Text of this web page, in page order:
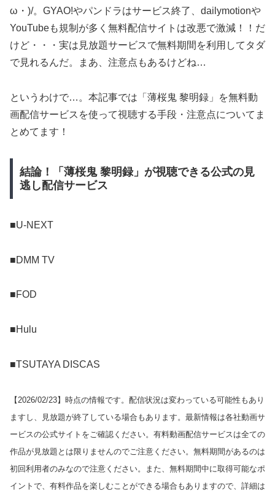
ω・)/。GYAO!やパンドラはサービス終了、dailymotionや
YouTubeも規制が多く無料配信サイトは改悪で激減！！だ
けど・・・実は見放題サービスで無料期間を利用してタダ
で見れるんだ。まあ、注意点もあるけどね…
というわけで…。本記事では「薄桜鬼 黎明録」を無料動
画配信サービスを使って視聴する手段・注意点についてま
とめてます！
結論！「薄桜鬼 黎明録」が視聴できる公式の見
逃し配信サービス
■U-NEXT
■DMM TV
■FOD
■Hulu
■TSUTAYA DISCAS
【 2026/02/23】時点の情報です。配信状況は変わっている可能性もあり
ますし、見放題が終了している場合もあります。最新情報は各社動画サ
ービスの公式サイトをご確認ください。有料動画配信サービスは全ての
作品が見放題とは限りませんのでご注意ください。無料期間があるのは
初回利用者のみなので注意ください。また、無料期間中に取得可能なポ
イントで、有料作品を楽しむことができる場合もありますので、詳細は